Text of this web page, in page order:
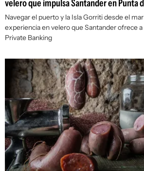
velero que impulsa Santander en Punta
Navegar el puerto y la Isla Gorriti desde el
experiencia en velero que Santander ofrece
Private Banking